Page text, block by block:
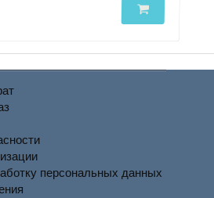
персональных данных